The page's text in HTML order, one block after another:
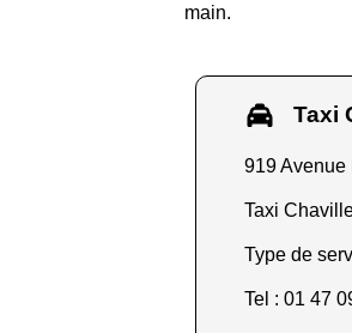
main.
Taxi
919
Taxi
Type de
Tel : 01 47